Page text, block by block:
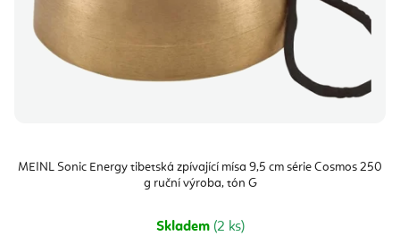
MEINL Sonic Energy tibetská zpívající mísa 9,5 cm série Cosmos 250
g ruční výroba, tón G
Skladem (2 ks)